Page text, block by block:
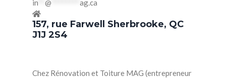
in @ ag.ca
157, rue Farwell Sherbrooke, QC
J1J 2S4
Chez Rénovation et Toiture MAG (entrepreneur